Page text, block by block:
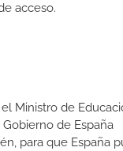
acceso.
Ministro de
de España
para que España